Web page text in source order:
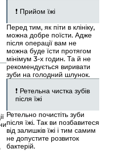
❗ Прийом їжі
Перед тим, як піти в клініку,
можна добре поїсти. Адже
після операції вам не
можна буде їсти протягом
мінімум 3-х годин. Та й не
рекомендується виривати
зуби на голодний шлунок.
❗ Ретельна чистка зубів
після їжі
Ретельно почистіть зуби
після їжі. Так ви позбавитеся
від залишків їжі і тим самим
не допустите розвиток
бактерій.